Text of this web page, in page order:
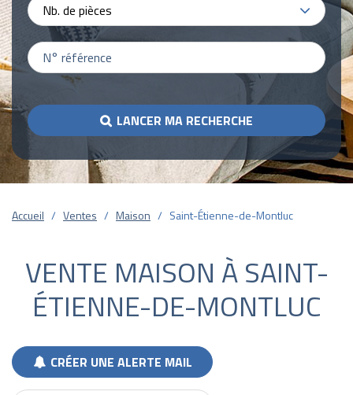
Nb. de pièces
LANCER MA RECHERCHE
Accueil Ventes Maison Saint-Étienne-de-Montluc
VENTE MAISON À SAINT-
ÉTIENNE-DE-MONTLUC
CRÉER UNE ALERTE MAIL